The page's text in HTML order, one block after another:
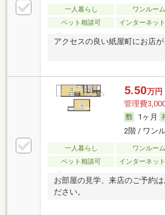
一人暮らし ワンルーム
ペット相談可
インターネッ
アクセスの良い紙屋町にお店
5.50万円
管理費
1ヶ月
2階 / ワン
一人暮らし ワンルーム
ペット相談可
インターネッ
お部屋の見学、来店のご予約
ださい。